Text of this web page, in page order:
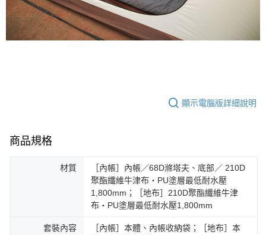
※ 請注意：結帳手續完成當下不需立刻繳費，但若您需要取消訂單，請聯絡
購買商品的店家。未經商家同意取消之訂單仍視為有效，需透過AFTEE先享
後付繳納相關費用。
※ 交易是否成功請以「AFTEE先享後付 」之結帳頁面顯示為準，若有關於
易，需依本服務之必要範圍內提供個人資料，並將交易相關給付款項請求債
https://aftee.tw/terms/#terms3
３．未成年的使用者請事先徵得法定代理人或監護人之同意方可使用
４．使用「AFTEE先享後付」時，將依據個別帳號之用戶狀況，依本公司即
時審查核予不同之上限額度；若仍有額度不足之情形，本公司將視審查結果
請求用戶進行身份認證。
５．嚴禁一人註冊多個帳號或使用他人資訊註冊。若發現惡意使用之情形，
顯示電腦版詳細說明
商品規格
材質
［內帳］內帳／68D滌塔夫、底部／ 210D
聚酯纖維牛津布・PU塗層最低耐水壓
1,800mm；［地布］210D聚酯纖維牛津
布・PU塗層最低耐水壓1,800mm
套裝內容
［內帳］本體、內帳收納袋；［地布］本